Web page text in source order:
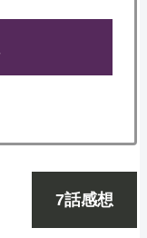
7話感想